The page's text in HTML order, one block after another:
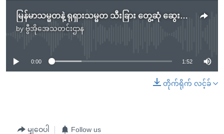
မြန်မာသမ္မတနဲ့ ရုရှားသမ္မတ သီးခြား တွေ့ဆုံ ဆွေးနွေး။
by ဗွီအိုအေသတင်းဌာန
No media source currently available
0:00 1:52
တိုက်ရိုက် လင့်ခ်
မျှဝေပါ Follow us